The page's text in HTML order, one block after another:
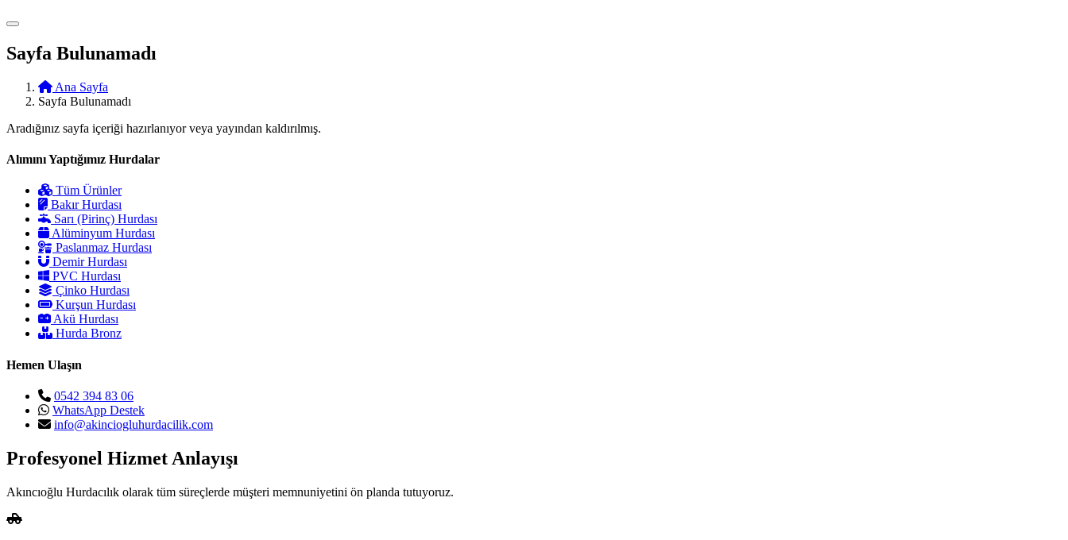
Sayfa Bulunamadı
Ana Sayfa
Sayfa Bulunamadı
Aradığınız sayfa içeriği hazırlanıyor veya yayından kaldırılmış.
Alımını Yaptığımız Hurdalar
Tüm Ürünler
Bakır Hurdası
Sarı (Pirinç) Hurdası
Alüminyum Hurdası
Paslanmaz Hurdası
Demir Hurdası
PVC Hurdası
Çinko Hurdası
Kurşun Hurdası
Akü Hurdası
Hurda Bronz
Hemen Ulaşın
0542 394 83 06
WhatsApp Destek
info@akinciogluhurdacilik.com
Profesyonel Hizmet Anlayışı
Akıncıoğlu Hurdacılık olarak tüm süreçlerde müşteri memnuniyetini ön planda tutuyoruz.